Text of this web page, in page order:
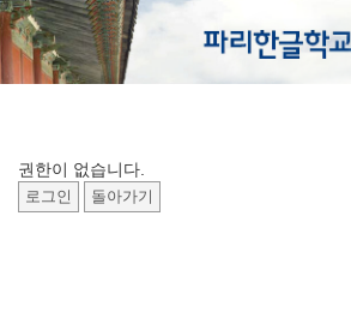
권한이 없습니다.
로그인 돌아가기